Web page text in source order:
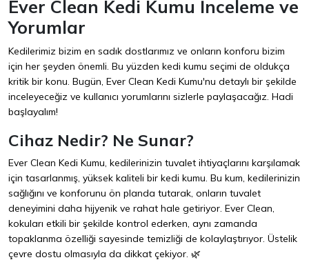
Ever Clean Kedi Kumu İnceleme ve
Yorumlar
Kedilerimiz bizim en sadık dostlarımız ve onların konforu bizim
için her şeyden önemli. Bu yüzden kedi kumu seçimi de oldukça
kritik bir konu. Bugün, Ever Clean Kedi Kumu'nu detaylı bir şekilde
inceleyeceğiz ve kullanıcı yorumlarını sizlerle paylaşacağız. Hadi
başlayalım!
Cihaz Nedir? Ne Sunar?
Ever Clean Kedi Kumu, kedilerinizin tuvalet ihtiyaçlarını karşılamak
için tasarlanmış, yüksek kaliteli bir kedi kumu. Bu kum, kedilerinizin
sağlığını ve konforunu ön planda tutarak, onların tuvalet
deneyimini daha hijyenik ve rahat hale getiriyor. Ever Clean,
kokuları etkili bir şekilde kontrol ederken, aynı zamanda
topaklanma özelliği sayesinde temizliği de kolaylaştırıyor. Üstelik
çevre dostu olmasıyla da dikkat çekiyor. 🌿